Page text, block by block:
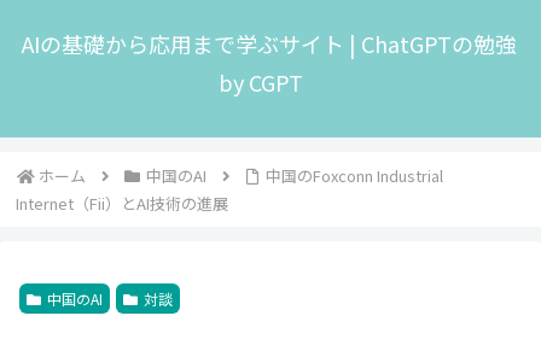
AIの基礎から応用まで学ぶサイト | ChatGPTの勉強
by CGPT
ホーム 中国のAI
中国のFoxconn Industrial
Internet（Fii）とAI技術の進展
中国のAI 対談